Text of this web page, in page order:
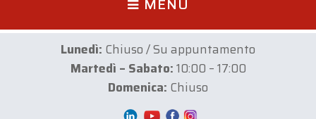
Lunedì: Chiuso / Su appuntamento
Martedì – Sabato:10:00 – 17:00
Domenica: Chiuso